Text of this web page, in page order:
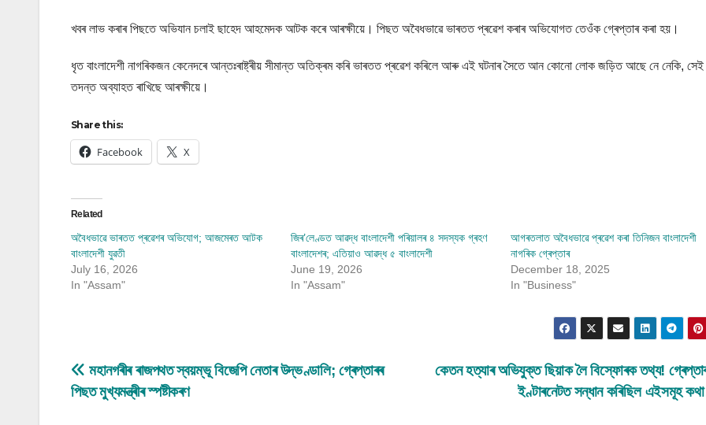
খবৰ লাভ কৰাৰ পিছতে অভিযান চলাই ছাহেদ আহমেদক আটক কৰে আৰক্ষীয়ে। পিছত অবৈধভাৱে ভাৰতত প্ৰৱেশ কৰাৰ অভিযোগত তেওঁক গ্ৰেপ্তাৰ কৰা হয়।
ধৃত বাংলাদেশী নাগৰিকজন কেনেদৰে আন্তঃৰাষ্ট্ৰীয় সীমান্ত অতিক্ৰম কৰি ভাৰতত প্ৰৱেশ কৰিলে আৰু এই ঘটনাৰ সৈতে আন কোনো লোক জড়িত আছে নে নেকি,
তদন্ত অব্যাহত ৰাখিছে আৰক্ষীয়ে।
Share this:
Facebook X
Related
অবৈধভাৱে ভাৰতত প্ৰৱেশৰ অভিযোগ; আজমেৰত আটক
বাংলাদেশী যুৱতী
July 16, 2026
In "Assam"
জিৰ’লেণ্ডত আৱদ্ধ বাংলাদেশী পৰিয়ালৰ ৪ সদস্যক গ্ৰহণ
বাংলাদেশৰ; এতিয়াও আৱদ্ধ ৫ বাংলাদেশী
June 19, 2026
In "Assam"
আগৰতলাত অবৈধভাৱে প্ৰৱেশ কৰা তিনিজন বাংলাদেশী
নাগৰিক গ্ৰেপ্তাৰ
December 18, 2025
In "Business"
Post
navigation
কেতন হত্যাৰ অভিযুক্ত ছিয়াক লৈ বিস্ফোৰক তথ্য!
ইণ্টাৰনেটত সন্ধান কৰিছিল এইসমূহ
মহানগৰীৰ ৰাজপথত স্বয়ম্ভূ বিজেপি নেতাৰ উদ্ভণ্ডালি; গ্ৰেপ্তাৰৰ
পিছত মুখ্যমন্ত্ৰীৰ স্পষ্টীকৰণ